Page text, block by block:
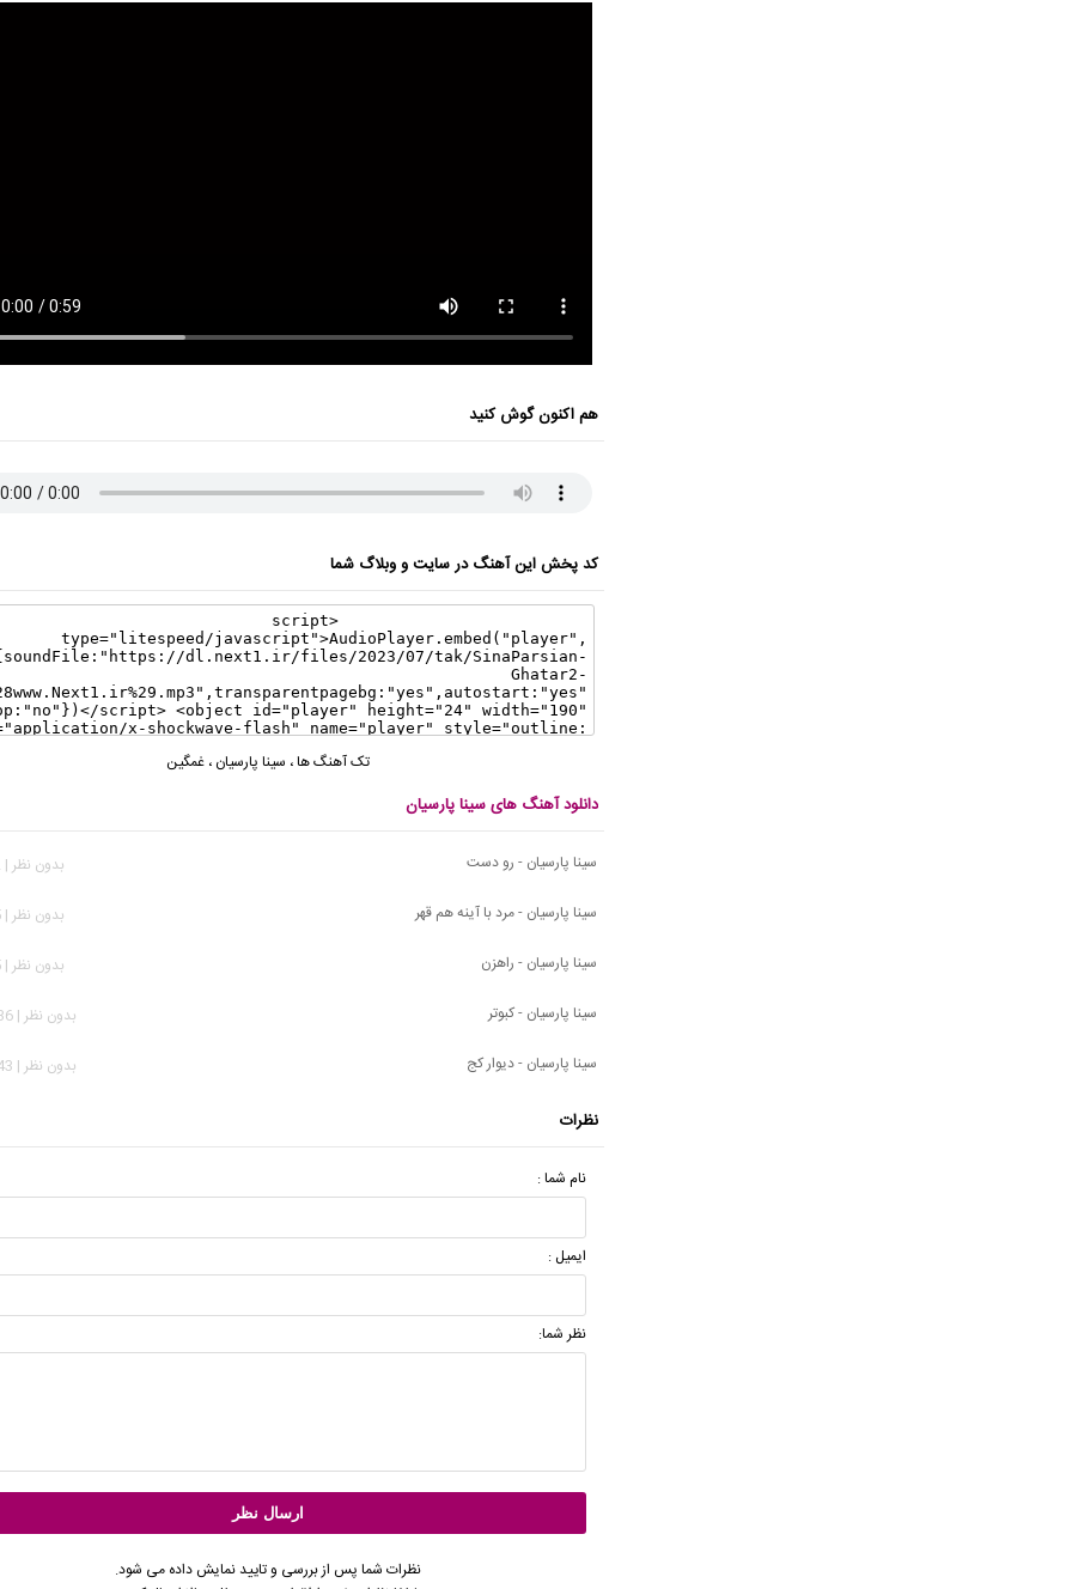
هم اکنون گوش کنید
کد پخش این آهنگ در سایت و وبلاگ شما
تک آهنگ ها، سینا پارسیان ، غمگین
دانلود آهنگ های سینا پارسیان
سینا پارسیان - رو دست
بدون نظر | 412 بازدید
سینا پارسیان - مرد‌ با‌ آینه هم قهر
بدون نظر | 585 بازدید
سینا پارسیان - راهزن
بدون نظر | 645 بازدید
سینا پارسیان - کبوتر
بدون نظر | 2,436 بازدید
سینا پارسیان - دیوار کج
بدون نظر | 1,643 بازدید
نظرات
نام شما :
ایمیل :
نظر شما:
نظرات شما پس از بررسی و تایید نمایش داده می شود.